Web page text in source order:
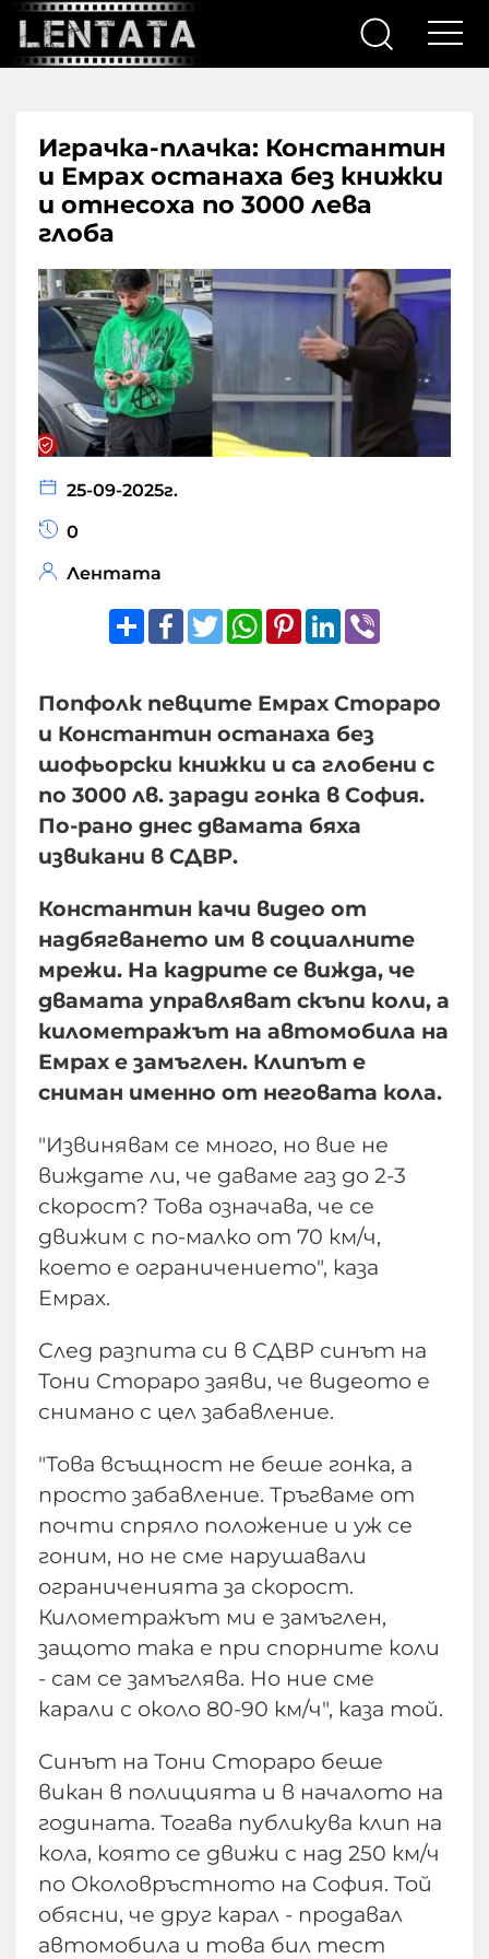
Играчка-плачка: Константин
и Емрах останаха без книжки
и отнесоха по 3000 лева
глоба
25-09-2025г.
0
Лентата
ShareFacebook
TwitterWhatsApp
Pinterest
LinkedIn
Попфолк певците Емрах Стораро
и Константин останаха без
шофьорски книжки и са глобени с
по 3000 лв. заради гонка в София.
По-рано днес двамата бяха
извикани в СДВР.
Константин качи видео от
надбягването им в социалните
мрежи. На кадрите се вижда, че
двамата управляват скъпи коли, а
километражът на автомобила на
Емрах е замъглен. Клипът е
сниман именно от неговата кола.
"Извинявам се много, но вие не
виждате ли, че даваме газ до 2-3
скорост? Това означава, че се
движим с по-малко от 70 км/ч,
което е ограничението", каза
Емрах.
След разпита си в СДВР синът на
Тони Стораро заяви, че видеото е
снимано с цел забавление.
"Това всъщност не беше гонка, а
просто забавление. Тръгваме от
почти спряло положение и уж се
гоним, но не сме нарушавали
ограниченията за скорост.
Километражът ми е замъглен,
защото така е при спорните коли
- сам се замъглява. Но ние сме
карали с около 80-90 км/ч", каза той.
Синът на Тони Стораро беше
викан в полицията и в началото на
годината. Тогава публикува клип на
кола, която се движи с над 250 км/ч
по Околовръстното на София. Той
обясни, че друг карал - продавал
автомобила и това бил тест